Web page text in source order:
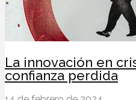
La innovación en
confianza perdida